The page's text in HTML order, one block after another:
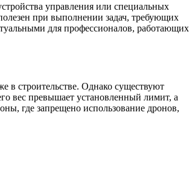
управления или специальных
при выполнении задач, требующих
для профессионалов, работающих
в строительстве. Однако существуют
вес превышает установленный лимит, а
где запрещено использование дронов,